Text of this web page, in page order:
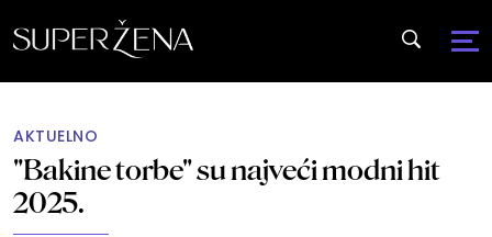
AKTUELNO
"Bakine torbe" su najveći modni hit
2025.